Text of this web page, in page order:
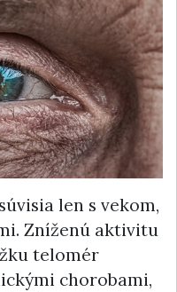
len s vekom,
Zníženú aktivitu
telomér
chorobami,